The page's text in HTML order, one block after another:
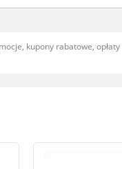
kupony rabatowe,